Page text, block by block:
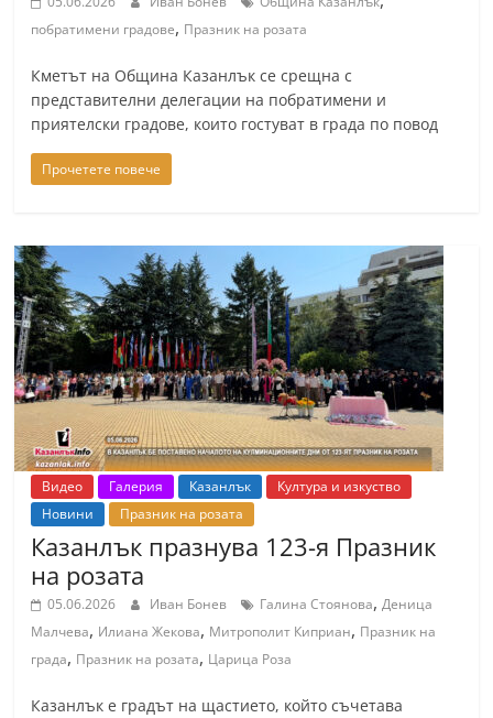
побратимени градове, Празник на розата
Кметът на Община Казанлък се срещна с
представителни делегации на побратимени и
приятелски градове, които гостуват в града по повод
Прочетете повече
Видео Галерия Казанлък
Култура и изкуство
Новини
Празник на розата
Казанлък празнува 123-я Празник
на розата
05.06.2026 Иван Бонев Галина Стоянова,Деница
Малчева, Илиана Жекова, Митрополит Киприан, Празник на
града, Празник на розата, Царица Роза
Казанлък е градът на щастието, който съчетава